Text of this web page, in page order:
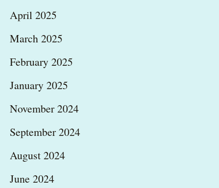
April 2025
March 2025
February 2025
January 2025
November 2024
September 2024
August 2024
June 2024